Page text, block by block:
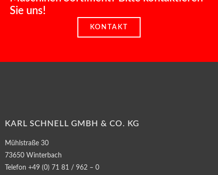
Sie uns!
KONTAKT
KARL SCHNELL GMBH & CO. KG
Mühlstraße 30
73650 Winterbach
Telefon +49 (0) 71 81 / 962 – 0